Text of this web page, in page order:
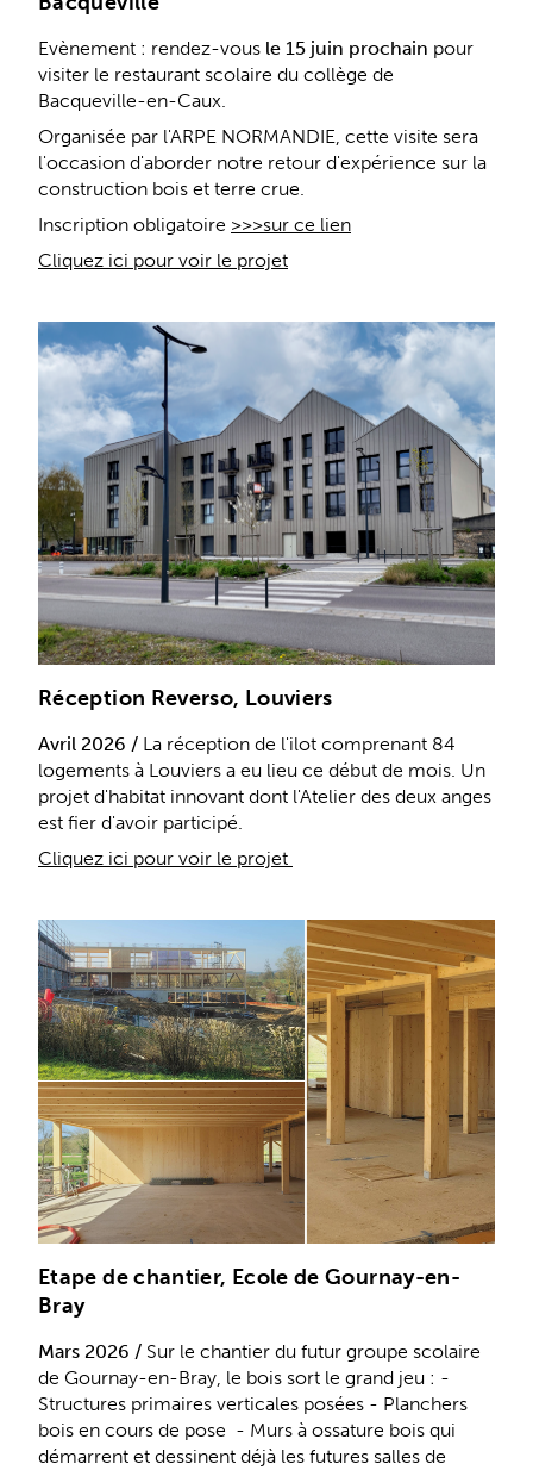
Evènement : rendez-vous le 15 juin prochain pour
visiter le restaurant scolaire du collège de
Bacqueville-en-Caux.
Organisée par l'ARPE NORMANDIE, cette visite sera
l'occasion d'aborder notre retour d'expérience sur la
construction bois et terre crue.
Inscription obligatoire >>>sur ce lien
Cliquez ici pour voir le projet
Réception Reverso, Louviers
Avril 2026 / La réception de l'ilot comprenant 84
logements à Louviers a eu lieu ce début de mois. Un
projet d'habitat innovant dont l'Atelier des deux anges
est fier d'avoir participé.
Cliquez ici pour voir le projet
Etape de chantier, Ecole de Gournay-en-
Bray
Mars 2026 / Sur le chantier du futur groupe scolaire
de Gournay-en-Bray, le bois sort le grand jeu : -
Structures primaires verticales posées - Planchers
bois en cours de pose - Murs à ossature bois qui
démarrent et dessinent déjà les futures salles de